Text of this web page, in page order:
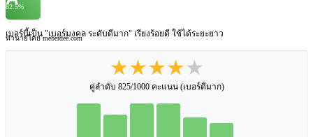
82.5%
เบอร์นี้เป็น "เบอร์มงคล ระดับดีมาก" เรียงร้อยดี ใช้ได้ระยะยาว
ทำนายโดย meberdee.com
★★★★★
คู่ลำดับ 825/1000 คะแนน (เบอร์ดีมาก)